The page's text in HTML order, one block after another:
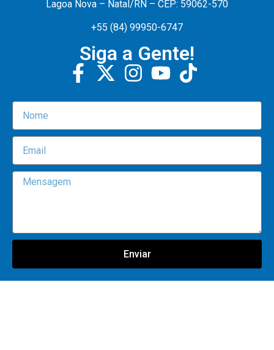
Lagoa Nova – Natal/RN – CEP: 59062-570
+55 (84) 99950-6747
Siga a Gente!
Enviar